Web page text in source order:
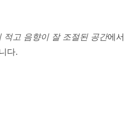
적고 음향이 잘 조절된 공간에서
다.